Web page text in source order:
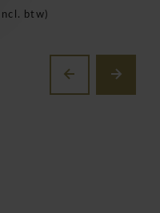
Incl. btw)